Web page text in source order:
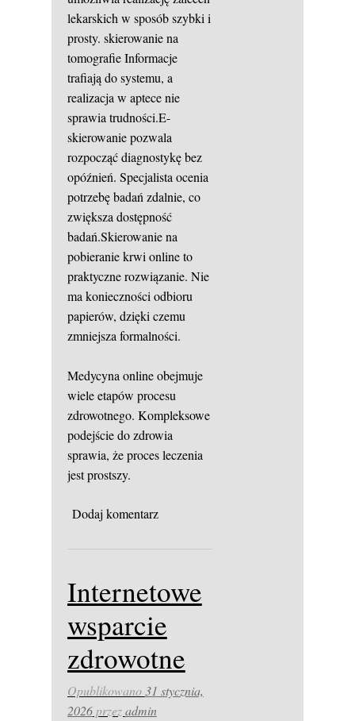
lekarskich w sposób szybki i
prosty. skierowanie na
tomografieInformacje
trafiają do systemu, a
realizacja w aptece nie
sprawia trudności.E-
skierowanie pozwala
rozpocząć diagnostykę bez
opóźnień. Specjalista ocenia
potrzebę badań zdalnie, co
zwiększa dostępność
badań.Skierowanie na
pobieranie krwi online to
praktyczne rozwiązanie. Nie
ma konieczności odbioru
papierów, dzięki czemu
zmniejsza formalności.
Medycyna online obejmuje
wiele etapów procesu
zdrowotnego. Kompleksowe
podejście do zdrowia
sprawia, że proces leczenia
jest prostszy.
Dodaj komentarz
Internetowe
wsparcie
zdrowotne
Opublikowano31 stycznia,
2026przezadmin